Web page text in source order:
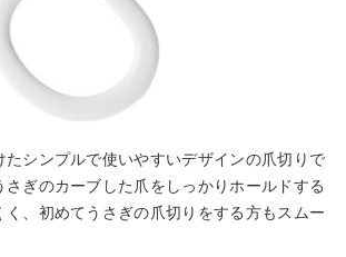
たシンプルで使いやすいデザインの爪切りで
ぎのカーブした爪をしっかりホールドする
く、初めてうさぎの爪切りをする方もスムー